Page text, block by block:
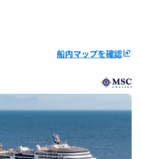
船内マップを確認ungroup